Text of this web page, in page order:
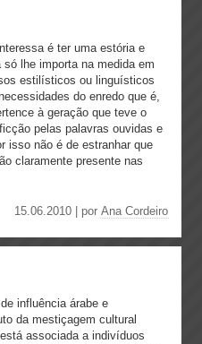
é ter uma estória e
lhe importa na medida em
estilísticos ou linguísticos
do enredo que é,
à geração que teve o
pelas palavras ouvidas e
isso não é de estranhar que
claramente presente nas
15.06.2010 | por Ana Cordeiro
influência árabe e
da mestiçagem cultural
associada a indivíduos